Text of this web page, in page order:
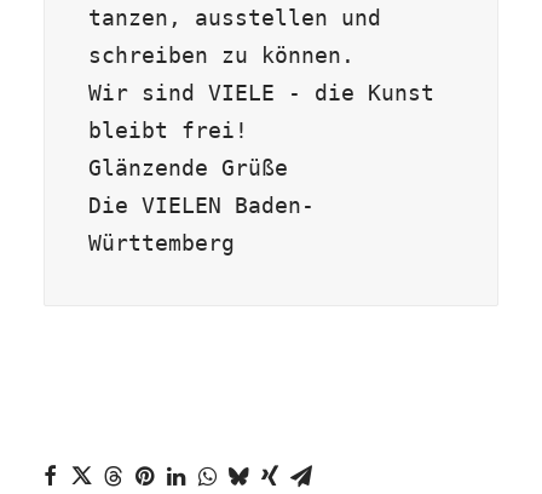
tanzen, ausstellen und
schreiben zu können.
Wir sind VIELE - die Kunst
bleibt frei!
Glänzende Grüße
Die VIELEN Baden-
Württemberg